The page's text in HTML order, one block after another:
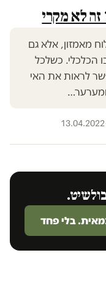
זה לא מקרי
מאמזון, אלא גם
הכלכלי. כשלכל
לראות את האי
·
13.04.2022
בלי פחד